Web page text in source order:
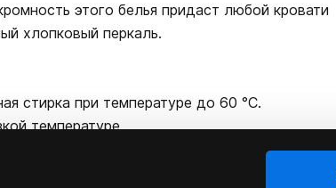
этого белья придаст любой кровати
хлопковый перкаль.
стирка при температуре до 60 °C.
температуре.